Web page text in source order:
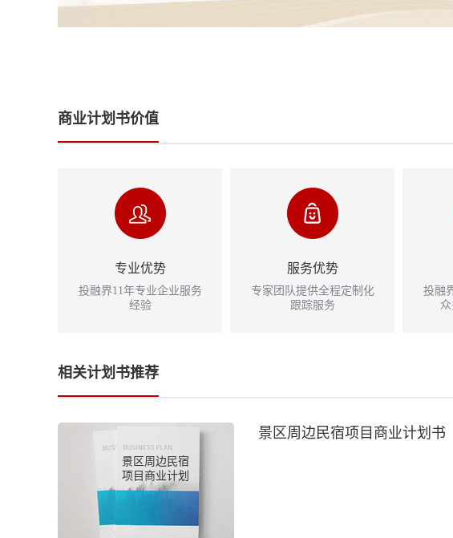
商业计划书价值
专业优势
投融界11年专业企业服务
经验
服务优势
专家团队提供全程定制化
跟踪服务
投融
相关计划书推荐
景区周边民宿
项目商业计划
书
景区周边民宿项目商业计划书